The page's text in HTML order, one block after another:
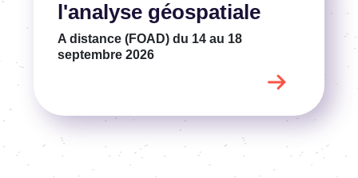
l'analyse géospatiale
A distance (FOAD) du 14 au 18
septembre 2026